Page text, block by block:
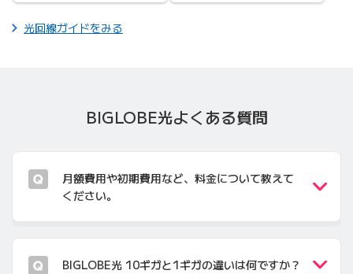
光回線ガイドをみる
BIGLOBE光よくある質問
月額費用や初期費用など、料金について教えて
ください。
BIGLOBE光 10ギガと1ギガの違いは何ですか？